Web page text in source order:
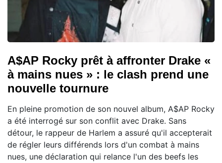
A$AP Rocky prêt à affronter Drake «
à mains nues » : le clash prend une
nouvelle tournure
En pleine promotion de son nouvel album, A$AP Rocky
a été interrogé sur son conflit avec Drake. Sans
détour, le rappeur de Harlem a assuré qu'il accepterait
de régler leurs différends lors d'un combat à mains
nues, une déclaration qui relance l'un des beefs les